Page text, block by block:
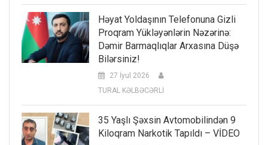
Həyat Yoldaşının Telefonuna Gizli
Proqram Yükləyənlərin Nəzərinə:
Dəmir Barmaqlıqlar Arxasına Düşə
Bilərsiniz!
27 İyul 2026
TURAL KƏLBƏCƏRLİ
35 Yaşlı Şəxsin Avtomobilindən 9
Kiloqram Narkotik Tapıldı – VİDEO